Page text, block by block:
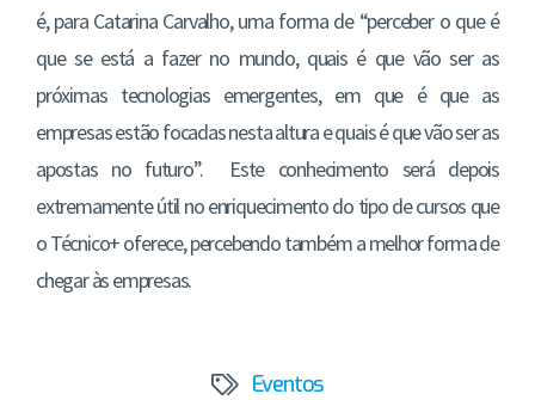
é, para Catarina Carvalho, uma forma de “perceber o que é
que se está a fazer no mundo, quais é que vão ser as
próximas tecnologias emergentes, em que é que as
empresas estão focadas nesta altura e quais é que vão ser as
apostas no futuro”. Este conhecimento será depois
extremamente útil no enriquecimento do tipo de cursos que
o Técnico+ oferece, percebendo também a melhor forma de
chegar às empresas.
Eventos